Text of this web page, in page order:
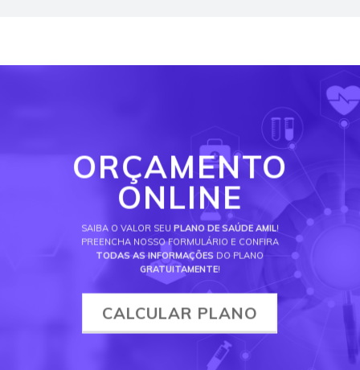
ORÇAMENTO
ONLINE
SAIBA O VALOR SEU PLANO DE SAÚDE AMIL!
PREENCHA NOSSO FORMULÁRIO E CONFIRA
TODAS AS INFORMAÇÕES DO PLANO
GRATUITAMENTE!
CALCULAR PLANO